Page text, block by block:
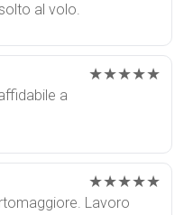
al volo.
★★★★★
a
★★★★★
Lavoro